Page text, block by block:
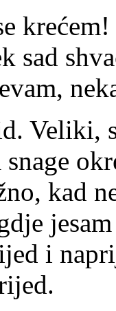
sad
Veliki,
kad
i